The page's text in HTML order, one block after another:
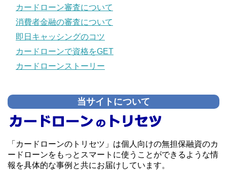
カードローン審査について
消費者金融の審査について
即日キャッシングのコツ
カードローンで資格をGET
カードローンストーリー
当サイトについて
「カードローンのトリセツ」は個人向けの無担保融資のカ
ードローンをもっとスマートに使うことができるような情
報を具体的な事例と共にお届けしています。